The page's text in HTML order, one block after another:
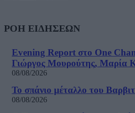
ΡΟΗ ΕΙΔΗΣΕΩΝ
Evening Report στο One
Γιώργος Μουρούτης, Μαρία
08/08/2026
Το σπάνιο μέταλλο του
08/08/2026